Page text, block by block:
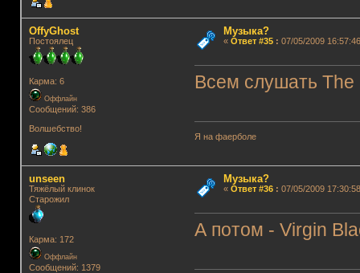
OffyGhost
Постоялец
Карма: 6
Оффлайн
Сообщений: 386
Волшебство!
Музыка?
« Ответ #35: 07/05/2009
Всем слушать The
Я на фаерболе
unseen
Тяжёлый клинок
Старожил
Карма: 172
Оффлайн
Сообщений: 1379
Музыка?
« Ответ #36: 07/05/2009
А потом - Virgin